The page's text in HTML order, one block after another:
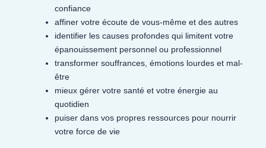
confiance
affiner votre écoute de vous-même et des autres
identifier les causes profondes qui limitent votre
épanouissement personnel ou professionnel
transformer souffrances, émotions lourdes et mal-
être
mieux gérer votre santé et votre énergie au
quotidien
puiser dans vos propres ressources pour nourrir
votre force de vie